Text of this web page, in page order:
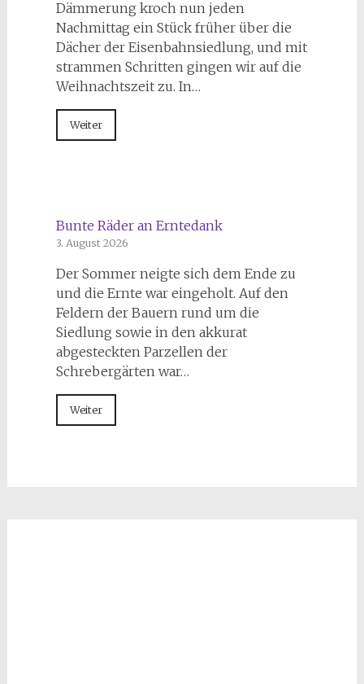
Dämmerung kroch nun jeden
Nachmittag ein Stück früher über die
Dächer der Eisenbahnsiedlung, und mit
strammen Schritten gingen wir auf die
Weihnachtszeit zu. In…
Weiter
Bunte Räder an Erntedank
3. August 2026
Der Sommer neigte sich dem Ende zu
und die Ernte war eingeholt. Auf den
Feldern der Bauern rund um die
Siedlung sowie in den akkurat
abgesteckten Parzellen der
Schrebergärten war…
Weiter